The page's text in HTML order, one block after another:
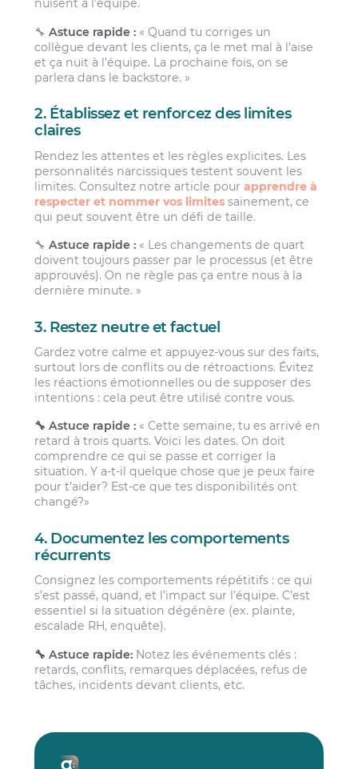
nuisent à l’équipe.
🔧 Astuce rapide : « Quand tu corriges un
collègue devant les clients, ça le met mal à l’aise
et ça nuit à l’équipe. La prochaine fois, on se
parlera dans le backstore. »
2. Établissez et renforcez des limites
claires
Rendez les attentes et les règles explicites. Les
personnalités narcissiques testent souvent les
limites. Consultez notre article pourapprendre à
respecter et nommer vos limites sainement, ce
qui peut souvent être un défi de taille.
🔧 Astuce rapide : « Les changements de quart
doivent toujours passer par le processus (et être
approuvés). On ne règle pas ça entre nous à la
dernière minute. »
3. Restez neutre et factuel
Gardez votre calme et appuyez-vous sur des faits,
surtout lors de conflits ou de rétroactions. Évitez
les réactions émotionnelles ou de supposer des
intentions : cela peut être utilisé contre vous.
🔧 Astuce rapide : « Cette semaine, tu es arrivé en
retard à trois quarts. Voici les dates. On doit
comprendre ce qui se passe et corriger la
situation. Y a-t-il quelque chose que je peux faire
pour t’aider? Est-ce que tes disponibilités ont
changé?»
4. Documentez les comportements
récurrents
Consignez les comportements répétitifs : ce qui
s’est passé, quand, et l’impact sur l’équipe. C’est
essentiel si la situation dégénère (ex. plainte,
escalade RH, enquête).
🔧 Astuce rapide: Notez les événements clés :
retards, conflits, remarques déplacées, refus de
tâches, incidents devant clients, etc.